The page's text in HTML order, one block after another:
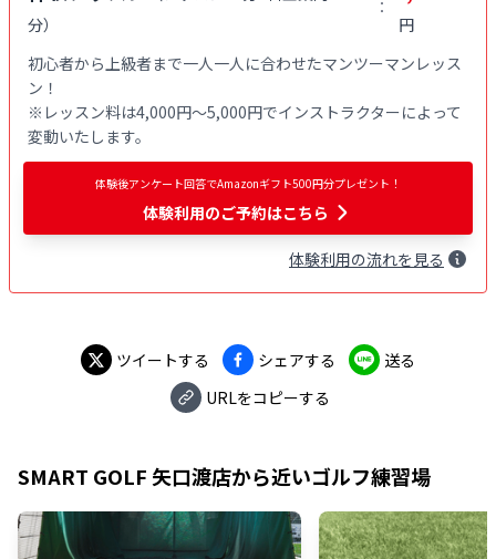
分）
：
円
初心者から上級者まで一人一人に合わせたマンツーマンレッス
ン！
※レッスン料は4,000円〜5,000円でインストラクターによって
変動いたします。
体験後アンケート回答でAmazonギフト500円分プレゼント！
体験利用のご予約はこちら
体験利用の流れを見る
ツイートする シェアする
送る
URLをコピーする
SMART GOLF 矢口渡店から近いゴルフ練習場